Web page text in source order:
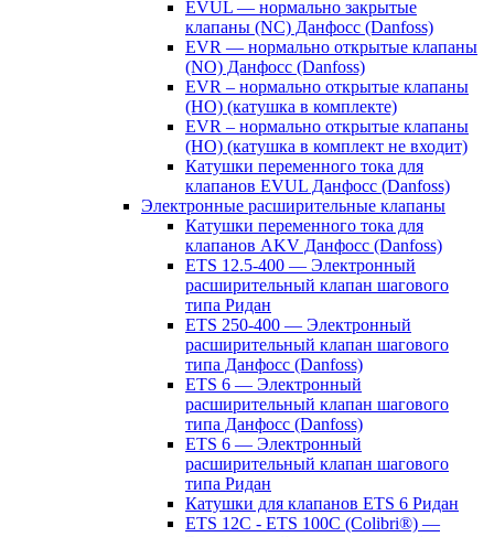
EVUL — нормально закрытые
клапаны (NC) Данфосс (Danfoss)
EVR — нормально открытые клапаны
(NO) Данфосс (Danfoss)
EVR – нормально открытые клапаны
(НО) (катушка в комплекте)
EVR – нормально открытые клапаны
(НО) (катушка в комплект не входит)
Катушки переменного тока для
клапанов EVUL Данфосс (Danfoss)
Электронные расширительные клапаны
Катушки переменного тока для
клапанов AKV Данфосс (Danfoss)
ETS 12.5-400 — Электронный
расширительный клапан шагового
типа Ридан
ETS 250-400 — Электронный
расширительный клапан шагового
типа Данфосс (Danfoss)
ETS 6 — Электронный
расширительный клапан шагового
типа Данфосс (Danfoss)
ETS 6 — Электронный
расширительный клапан шагового
типа Ридан
Катушки для клапанов ETS 6 Ридан
ETS 12C - ETS 100C (Colibri®) —